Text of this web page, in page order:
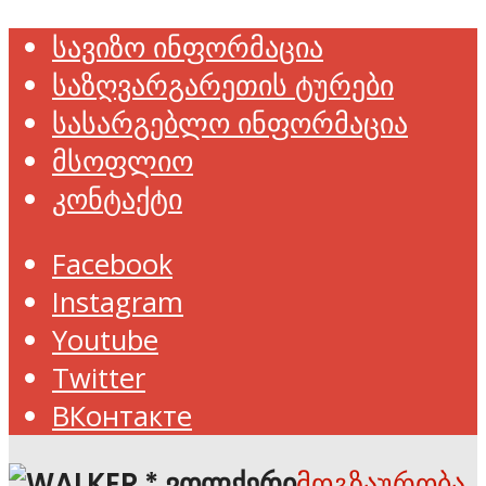
სავიზო ინფორმაცია
საზღვარგარეთის ტურები
სასარგებლო ინფორმაცია
მსოფლიო
კონტაქტი
Facebook
Instagram
Youtube
Twitter
ВКонтакте